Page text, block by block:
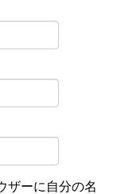
ザーに自分の名